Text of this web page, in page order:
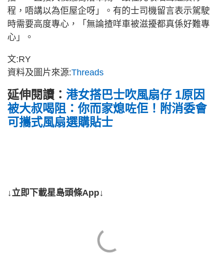
程，唔講以為佢屋企呀」。有的士司機留言表示駕駛
時需要高度專心，「無論揸咩車被滋擾都真係好難專
心」。
文:RY
資料及圖片來源:Threads
延伸閱讀： 港女搭巴士吹風扇仔 1原因
被大叔喝阻：你而家熄咗佢！附消委會
可攜式風扇選購貼士
↓立即下載星島頭條App↓